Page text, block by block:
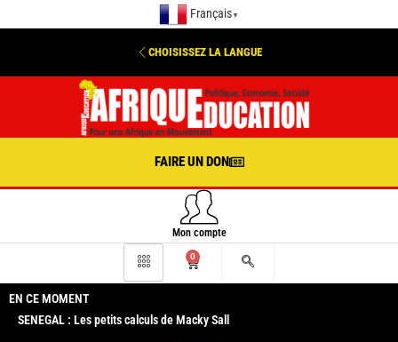
Français ▼
CHOISISSEZ LA LANGUE
FAIRE UN DON
Mon compte
0
EN CE MOMENT
SENEGAL : Les petits calculs de Macky Sall